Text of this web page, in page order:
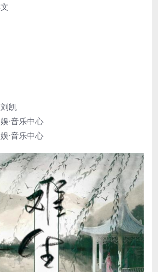
凯
·音乐中心
·音乐中心